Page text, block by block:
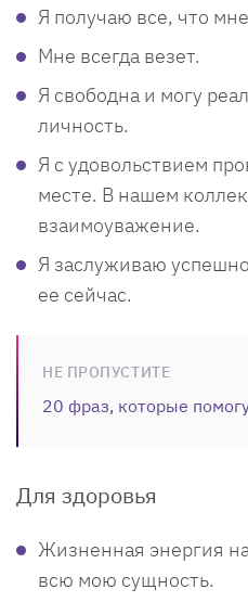
Я получаю все, что
Мне всегда везет.
Я свободна и могу
личность.
Я с удовольствием
месте. В нашем
взаимоуважение.
Я заслуживаю
ее сейчас.
НЕ ПРОПУСТИТЕ
20 фраз, которые
Для здоровья
Жизненная энергия
всю мою сущность.